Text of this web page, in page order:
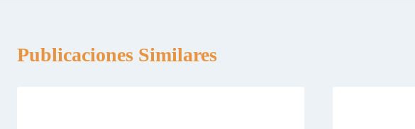
Publicaciones Similares